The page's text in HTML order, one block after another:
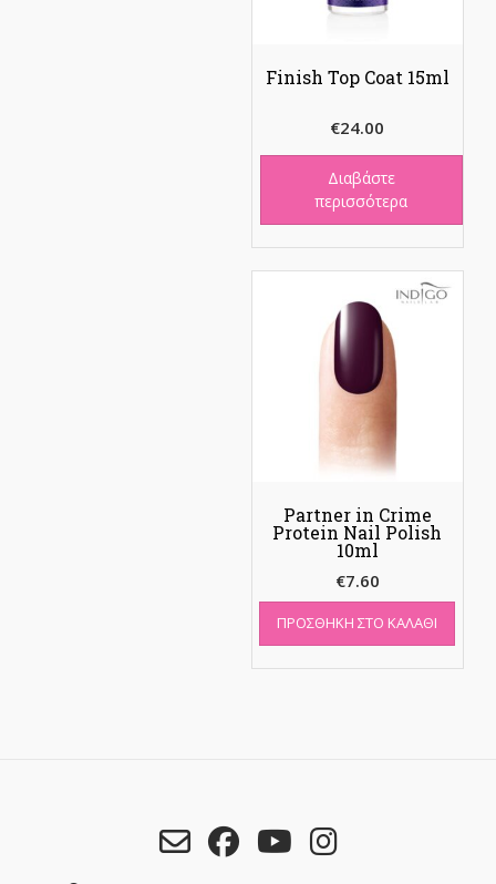
Finish Top Coat 15ml
€24.00
Διαβάστε
περισσότερα
Partner in Crime
Protein Nail Polish
10ml
€7.60
ΠΡΟΣΘΉΚΗ ΣΤΟ ΚΑΛΆΘΙ